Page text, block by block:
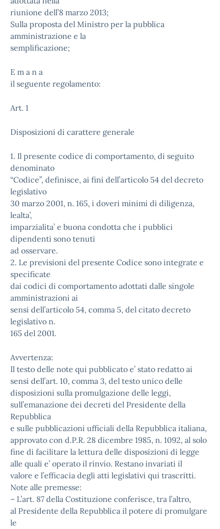
riunione dell’8 marzo 2013;
Sulla proposta del Ministro per la pubblica
amministrazione e la
semplificazione;
E m a n a
il seguente regolamento:
Art. 1
Disposizioni di carattere generale
1. Il presente codice di comportamento, di seguito
denominato
“Codice”, definisce, ai fini dell’articolo 54 del decreto
legislativo
30 marzo 2001, n. 165, i doveri minimi di diligenza,
lealta’,
imparzialita’ e buona condotta che i pubblici
dipendenti sono tenuti
ad osservare.
2. Le previsioni del presente Codice sono integrate e
specificate
dai codici di comportamento adottati dalle singole
amministrazioni ai
sensi dell’articolo 54, comma 5, del citato decreto
legislativo n.
165 del 2001.
Avvertenza:
Il testo delle note qui pubblicato e’ stato redatto ai
sensi dell’art. 10, comma 3, del testo unico delle
disposizioni sulla promulgazione delle leggi,
sull’emanazione dei decreti del Presidente della
Repubblica
e sulle pubblicazioni ufficiali della Repubblica italiana,
approvato con d.P.R. 28 dicembre 1985, n. 1092, al solo
fine di facilitare la lettura delle disposizioni di legge
alle quali e’ operato il rinvio. Restano invariati il
valore e l’efficacia degli atti legislativi qui trascritti.
Note alle premesse:
– L’art. 87 della Costituzione conferisce, tra l’altro,
al Presidente della Repubblica il potere di promulgare
le